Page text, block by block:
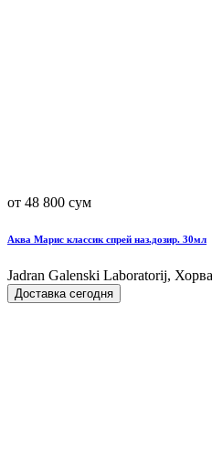
от 48 800 сум
Аква Марис классик спрей наз.дозир. 30мл
Jadran Galenski Laboratorij,
Доставка сегодня